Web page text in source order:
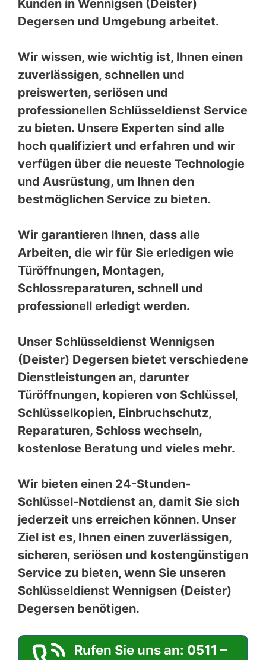
Kunden in Wennigsen (Deister)
Degersen und Umgebung arbeitet.
Wir wissen, wie wichtig ist, Ihnen einen
zuverlässigen, schnellen und
preiswerten, seriösen und
professionellen Schlüsseldienst Service
zu bieten. Unsere Experten sind alle
hoch qualifiziert und erfahren und wir
verfügen über die neueste Technologie
und Ausrüstung, um Ihnen den
bestmöglichen Service zu bieten.
Wir garantieren Ihnen, dass alle
Arbeiten, die wir für Sie erledigen wie
Türöffnungen, Montagen,
Schlossreparaturen, schnell und
professionell erledigt werden.
Unser Schlüsseldienst Wennigsen
(Deister) Degersen bietet verschiedene
Dienstleistungen an, darunter
Türöffnungen, kopieren von Schlüssel,
Schlüsselkopien, Einbruchschutz,
Reparaturen, Schloss wechseln,
kostenlose Beratung und vieles mehr.
Wir bieten einen 24-Stunden-
Schlüssel-Notdienst an, damit Sie sich
jederzeit uns erreichen können. Unser
Ziel ist es, Ihnen einen zuverlässigen,
sicheren, seriösen und kostengünstigen
Service zu bieten, wenn Sie unseren
Schlüsseldienst Wennigsen (Deister)
Degersen benötigen.
Rufen Sie uns an: 0511 –